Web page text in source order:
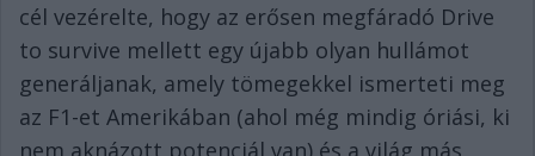
cél vezérelte, hogy az erősen megfáradó Drive
to survive mellett egy újabb olyan hullámot
generáljanak, amely tömegekkel ismerteti meg
az F1-et Amerikában (ahol még mindig óriási, ki
nem aknázott potenciál van) és a világ más